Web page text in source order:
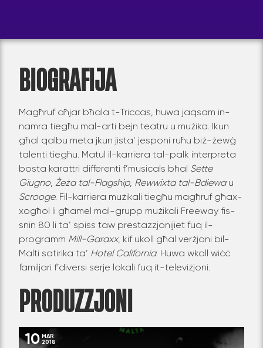
BIOGRAFIJA
Magħruf aħjar bħala t-Triccas, huwa jaqsam in-
namra tiegħu mal-arti bejn teatru u mużika. Ikun
għal qalbu meta jkun jista’ jesponi ruħu biż-żewġ
talenti tiegħu. Matul il-karriera tal-palk interpreta
bosta karattri differenti f’musicals bħal Sette
Giugno,Żeża tal-Flagship, Rewwixta tal-Bdiewau
Scrooge. Fil-karriera mużikali tiegħu magħruf għax-
xogħol li għamel mal-grupp mużikali Freeway fis-
snin 80 li ta’ spiss taw prestazzjonijiet fuq il-
programm Mill-Garaxx, kif ukoll għal verżjoni bil-
Malti satirika ta’ Hotel California. Huwa wkoll wiċċ
familjari f’diversi serje lokali fuq it-televiżjoni.
PRODUZZJONI
10 MAR
2018